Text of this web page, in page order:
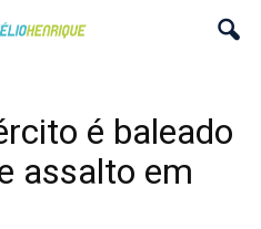
é baleado
assalto em